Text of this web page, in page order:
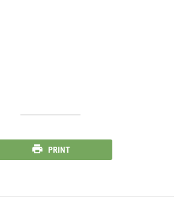
PRINT